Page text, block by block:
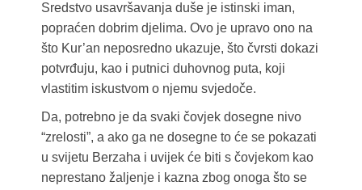
Sredstvo usavršavanja duše je istinski iman,
popraćen dobrim djelima. Ovo je upravo ono na
što Kur’an neposredno ukazuje, što čvrsti dokazi
potvrđuju, kao i putnici duhovnog puta, koji
vlastitim iskustvom o njemu svjedoče.
Da, potrebno je da svaki čovjek dosegne nivo
“zrelosti”, a ako ga ne dosegne to će se pokazati
u svijetu Berzaha i uvijek će biti s čovjekom kao
neprestano žaljenje i kazna zbog onoga što se